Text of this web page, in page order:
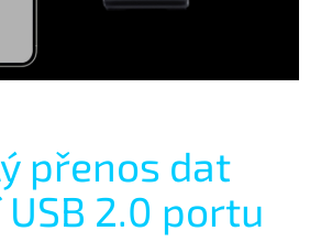
přenos dat
2.0 portu